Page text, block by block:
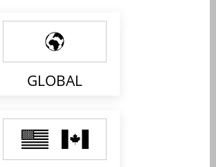
GLOBAL